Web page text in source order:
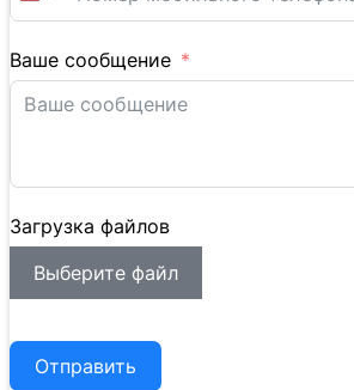
+1
Ваше сообщение
Загрузка файлов
Выберите файл
Отправить